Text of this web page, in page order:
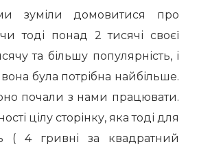
зуміли домовитися про
тоді понад 2 тисячі своєї
та більшу популярність, і
була потрібна найбільше.
почали з нами працювати.
цілу сторінку, яка тоді для
( 4 гривні за квадратний